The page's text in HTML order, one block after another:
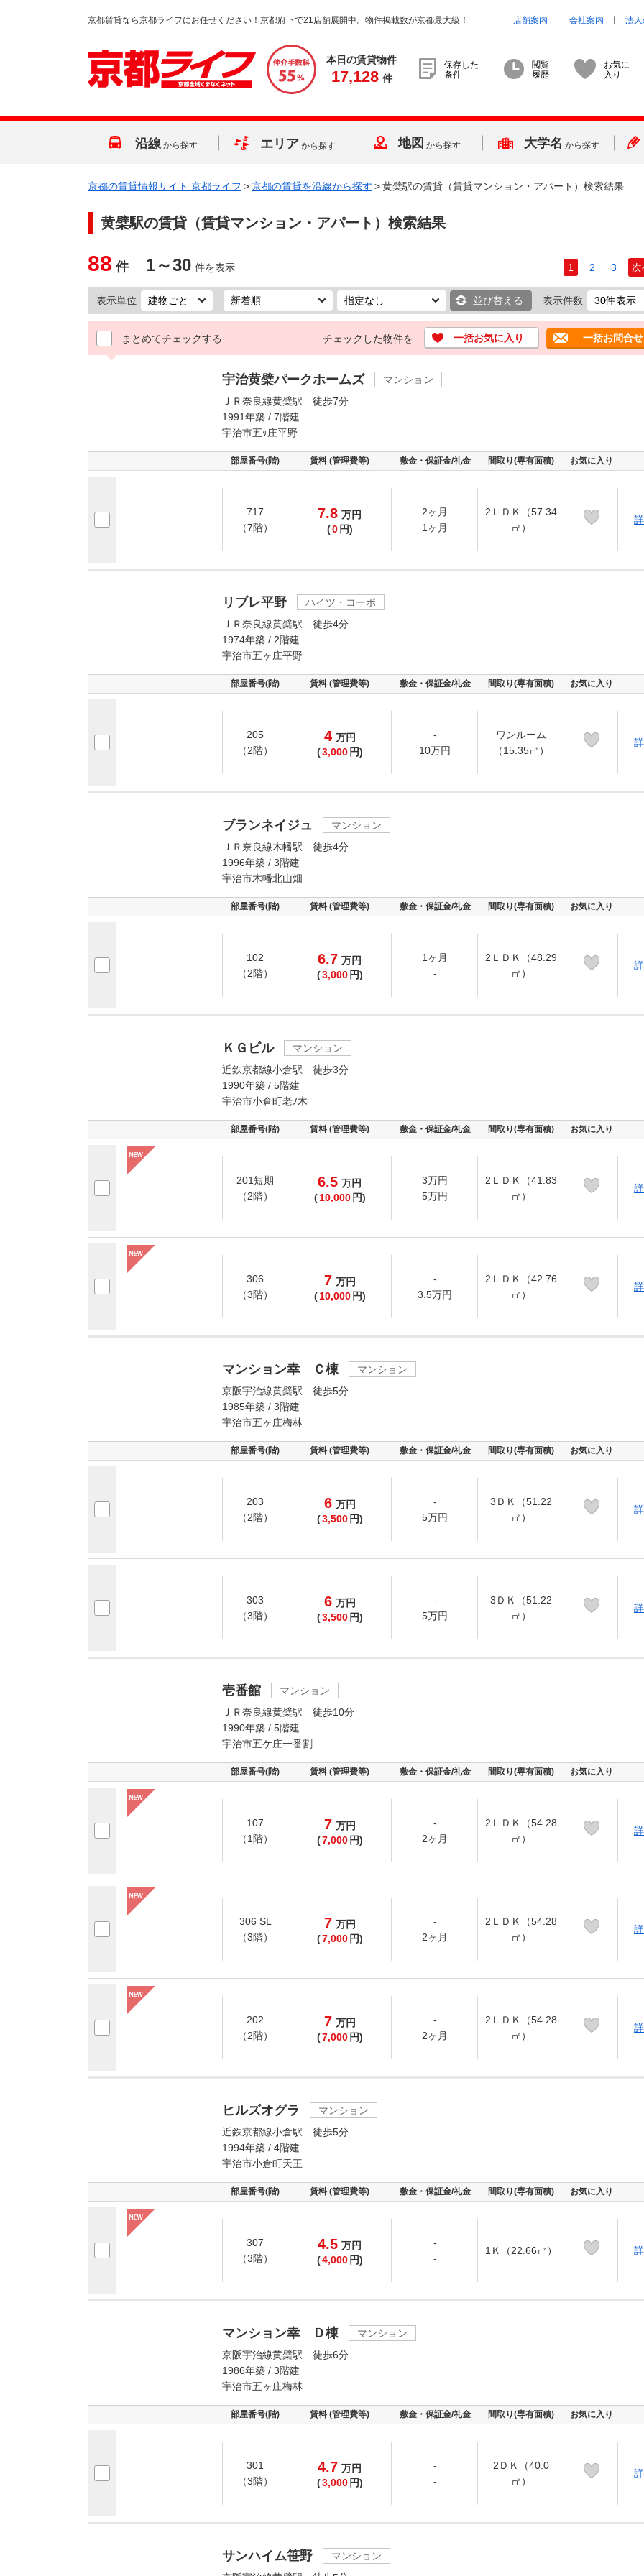
京都賃貸なら京都ライフにお任せください！京都府下で21店舗展開中。物件掲載数が京都最大級！ 店舗案内 会社案内 法
本日の賃貸物件
17,128 件
保存した
条件
閲覧
履歴
お気に
入り
沿線 から探す エリア から探す 地図 から探す 大学名 から探す
京都の賃貸情報サイト 京都ライフ >京都の賃貸を沿線から探す >黄檗駅の賃貸（賃貸マンション・アパート）検索結果
黄檗駅の賃貸（賃貸マンション・アパート）検索結果
88 件 1～30 件を表示 1 2 3
表示単位 並び替える 表示件数
まとめてチェックする チェックした物件を 一括お気に入り 一括お問合せ
宇治黄檗パークホームズ
マンション
ＪＲ奈良線黄檗駅 徒歩7分
1991年築 / 7階建
宇治市五ｹ庄平野
部屋番号(階) 賃料 (管理費等) 敷金・保証金/礼金 間取り(専有面積) お気に入り
717
（7階）
7.8 万円
(0 円)
2ヶ月
1ヶ月
2ＬＤＫ（57.34
㎡）
リブレ平野
ハイツ・コーポ
ＪＲ奈良線黄檗駅 徒歩4分
1974年築 / 2階建
宇治市五ヶ庄平野
部屋番号(階) 賃料 (管理費等) 敷金・保証金/礼金 間取り(専有面積) お気に入り
205
（2階）
4 万円
(3,000 円)
-
10万円
ワンルーム
（15.35㎡）
ブランネイジュ
マンション
ＪＲ奈良線木幡駅 徒歩4分
1996年築 / 3階建
宇治市木幡北山畑
部屋番号(階) 賃料 (管理費等) 敷金・保証金/礼金 間取り(専有面積) お気に入り
102
（2階）
6.7 万円
(3,000 円)
1ヶ月
-
2ＬＤＫ（48.29
㎡）
ＫＧビル
マンション
近鉄京都線小倉駅 徒歩3分
1990年築 / 5階建
宇治市小倉町老ﾉ木
部屋番号(階) 賃料 (管理費等) 敷金・保証金/礼金 間取り(専有面積) お気に入り
201短期
（2階）
6.5 万円
( 10,000 円)
3万円
5万円
2ＬＤＫ（41.83
㎡）
306
（3階）
7 万円
( 10,000 円)
-
3.5万円
2ＬＤＫ（42.76
㎡）
マンション幸 Ｃ棟
マンション
京阪宇治線黄檗駅 徒歩5分
1985年築 / 3階建
宇治市五ヶ庄梅林
部屋番号(階) 賃料 (管理費等) 敷金・保証金/礼金 間取り(専有面積) お気に入り
203
（2階）
6 万円
(3,500 円)
-
5万円
3ＤＫ（51.22
㎡）
303
（3階）
6 万円
(3,500 円)
-
5万円
3ＤＫ（51.22
㎡）
壱番館
マンション
ＪＲ奈良線黄檗駅 徒歩10分
1990年築 / 5階建
宇治市五ケ庄一番割
部屋番号(階) 賃料 (管理費等) 敷金・保証金/礼金 間取り(専有面積) お気に入り
107
（1階）
7 万円
(7,000 円)
-
2ヶ月
2ＬＤＫ（54.28
㎡）
306 SL
（3階）
7 万円
(7,000 円)
-
2ヶ月
2ＬＤＫ（54.28
㎡）
202
（2階）
7 万円
(7,000 円)
-
2ヶ月
2ＬＤＫ（54.28
㎡）
ヒルズオグラ
マンション
近鉄京都線小倉駅 徒歩5分
1994年築 / 4階建
宇治市小倉町天王
部屋番号(階) 賃料 (管理費等) 敷金・保証金/礼金 間取り(専有面積) お気に入り
307
（3階）
4.5 万円
(4,000 円)
-
-
1Ｋ（22.66㎡）
マンション幸 Ｄ棟
マンション
京阪宇治線黄檗駅 徒歩6分
1986年築 / 3階建
宇治市五ヶ庄梅林
部屋番号(階) 賃料 (管理費等) 敷金・保証金/礼金 間取り(専有面積) お気に入り
301
（3階）
4.7 万円
(3,000 円)
-
-
2ＤＫ（40.0
㎡）
サンハイム笹野
マンション